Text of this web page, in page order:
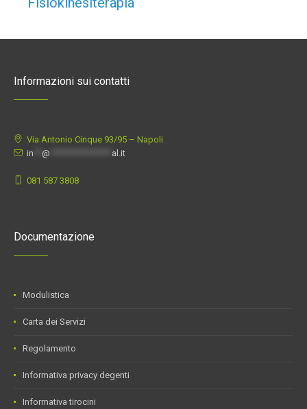
Informazioni sui contatti
Via Antonio Cinque 93/95 –Napoli
in
@ al.it
081 587 3808
Documentazione
Modulistica
Carta dei Servizi
Regolamento
Informativa privacy degenti
Informativa tirocini